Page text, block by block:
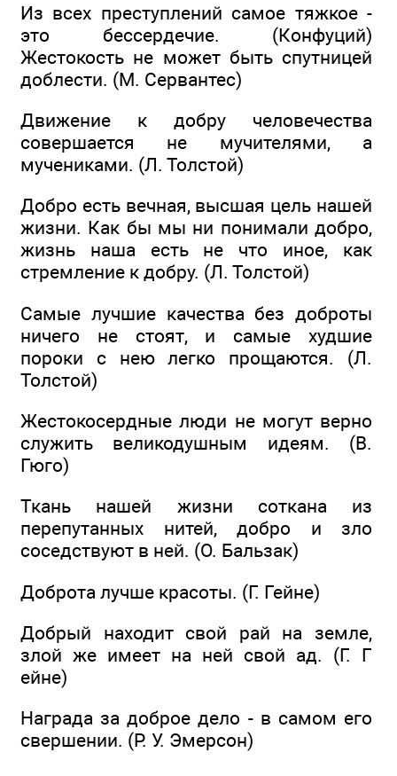
Из всех преступлений самое тяжкое -
это бессердечие. (Конфуций)
Жестокость не может быть спутницей
доблести. (М. Сервантес)
Движение к добру человечества
совершается не мучителями, а
мучениками. (Л. Толстой)
Добро есть вечная, высшая цель нашей
жизни. Как бы мы ни понимали добро,
жизнь наша есть не что иное, как
стремление к добру. (Л. Толстой)
Самые лучшие качества без доброты
ничего не стоят, и самые худшие
пороки с нею легко прощаются. (Л.
Толстой)
Жестокосердные люди не могут верно
служить великодушным идеям. (В.
Гюго)
Ткань нашей жизни соткана из
перепутанных нитей, добро и зло
соседствуют в ней. (О. Бальзак)
Доброта лучше красоты. (Г. Гейне)
Добрый находит свой рай на земле,
злой же имеет на ней свой ад. (Г. Г
ейне)
Награда за доброе дело - в самом его
свершении. (Р. У. Эмерсон)